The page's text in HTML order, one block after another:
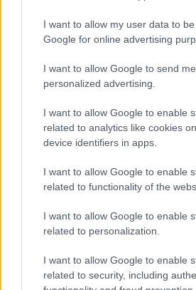
I want to allow my user data to
Google for online advertising
I want to allow Google to send me
personalized advertising.
I want to allow Google to enable
related to analytics like cookies
device identifiers in apps.
I want to allow Google to enable
related to functionality of the
I want to allow Google to enable
related to personalization.
I want to allow Google to enable
related to security, including